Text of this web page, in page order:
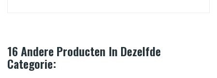
16 Andere Producten In Dezelfde
Categorie: